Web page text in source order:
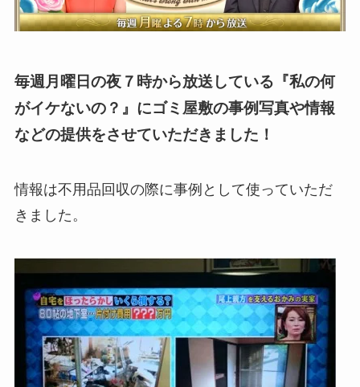
毎週月曜日の夜７時から放送している『私の何
がイケないの？』にゴミ屋敷の事例写真や情報
などの提供をさせていただきました！
情報は不用品回収の際に事例として使っていただ
きました。